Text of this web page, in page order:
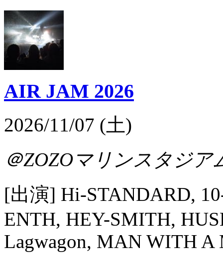
AIR JAM 2026
2026/11/07 (土)
＠ZOZOマリンスタジア
[出演] Hi-STANDARD,
ENTH, HEY-SMITH,
Lagwagon, MAN WITH